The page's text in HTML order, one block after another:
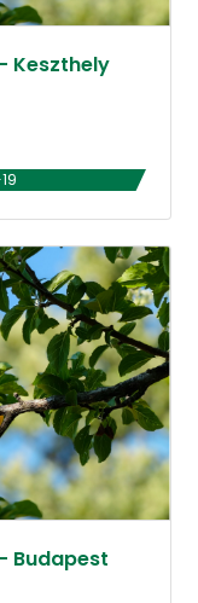
Keszthely
Budapest